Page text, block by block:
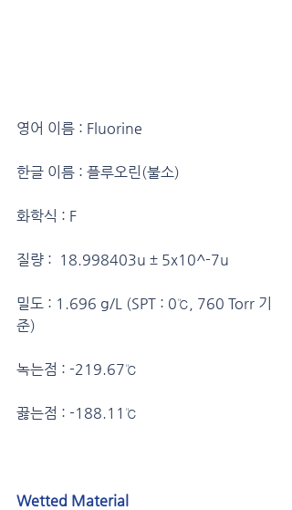
영어 이름 : Fluorine
한글 이름 : 플루오린(불소)
화학식 : F
질량 :  18.998403u ± 5x10^-7u
밀도 : 1.696 g/L (SPT : 0℃, 760 Torr 기
준)
녹는점 : -219.67℃
끓는점 : -188.11℃
Wetted Material